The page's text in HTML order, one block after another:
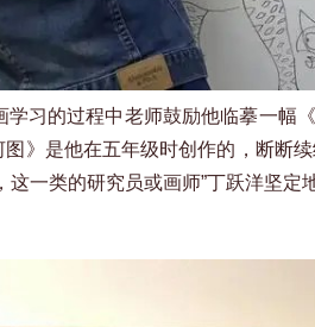
习的过程中老师鼓励他临摹一幅
》是他在五年级时创作的，断断
一类的研究员或画师”丁跃洋坚定